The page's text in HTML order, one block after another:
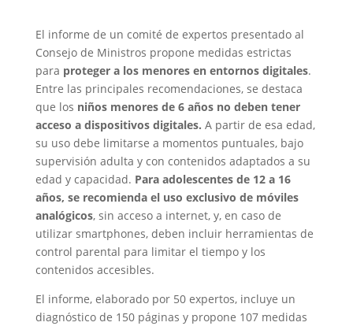
El informe de un comité de expertos presentado al
Consejo de Ministros propone medidas estrictas
para proteger a los menores en entornos digitales.
Entre las principales recomendaciones, se destaca
que los niños menores de 6 años no deben tener
acceso a dispositivos digitales. A partir de esa edad,
su uso debe limitarse a momentos puntuales, bajo
supervisión adulta y con contenidos adaptados a su
edad y capacidad. Para adolescentes de 12 a 16
años, se recomienda el uso exclusivo de móviles
analógicos, sin acceso a internet, y, en caso de
utilizar smartphones, deben incluir herramientas de
control parental para limitar el tiempo y los
contenidos accesibles.
El informe, elaborado por 50 expertos, incluye un
diagnóstico de 150 páginas y propone 107 medidas